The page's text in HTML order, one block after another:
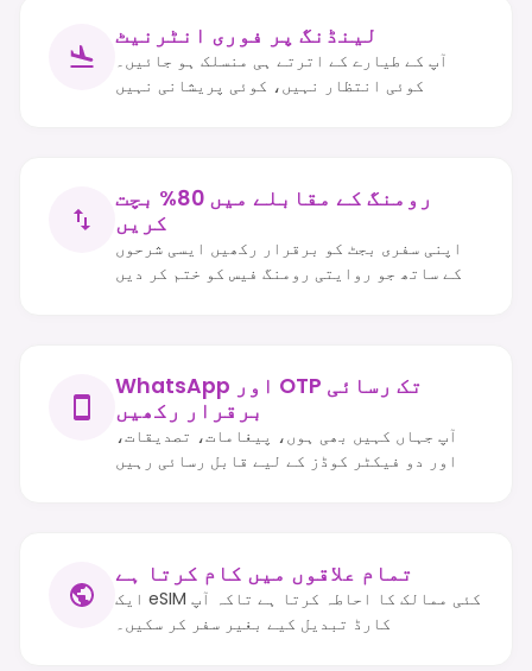
لینڈنگ پر فوری انٹرنیٹ
آپ کے طیارے کے اترتے ہی منسلک ہو جائیں۔
کوئی انتظار نہیں، کوئی پریشانی نہیں
رومنگ کے مقابلے میں 80% بچت
کریں
اپنی سفری بجٹ کو برقرار رکھیں ایسی شرحوں
کے ساتھ جو روایتی رومنگ فیس کو ختم کر دیں
WhatsApp اور OTP تک رسائی
برقرار رکھیں
آپ جہاں کہیں بھی ہوں، پیغامات، تصدیقات،
اور دو فیکٹر کوڈز کے لیے قابل رسائی رہیں
تمام علاقوں میں کام کرتا ہے
ایک eSIM کئی ممالک کا احاطہ کرتا ہے تاکہ آپ
کارڈ تبدیل کیے بغیر سفر کر سکیں۔